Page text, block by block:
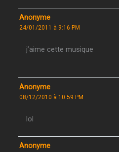
Anonyme
24/01/2011 à 9:16 PM
j’aime cette musique
Anonyme
08/12/2010 à 10:59 PM
lol
Anonyme